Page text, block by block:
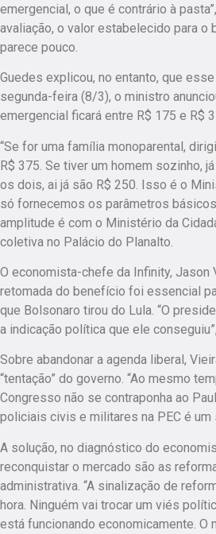
emergencial, o que é contrário à
avaliação, o valor estabelecido para o
parece pouco.
Guedes explicou, no entanto, que
segunda-feira (8/3), o ministro
emergencial ficará entre R$ 175 e R$
“Se for uma família monoparental,
R$ 375. Se tiver um homem sozinho,
os dois, ai já são R$ 250. Isso é o
só fornecemos os parâmetros
amplitude é com o Ministério da
coletiva no Palácio do Planalto.
O economista-chefe da Infinity, Jason
retomada do benefício foi essencial
que Bolsonaro tirou do Lula. “O
a indicação política que ele
Sobre abandonar a agenda liberal,
“tentação” do governo. “Ao mesmo
Congresso não se contraponha ao
policiais civis e militares na PEC é um
A solução, no diagnóstico do
reconquistar o mercado são as
administrativa. “A sinalização de
hora. Ninguém vai trocar um viés
está funcionando economicamente. O